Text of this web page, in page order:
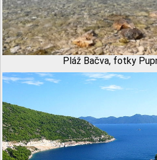
Pláž Bačva, fotky